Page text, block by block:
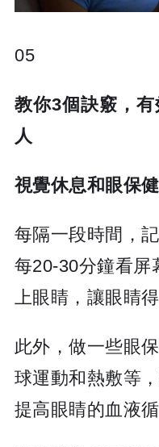
05
教你3個訣竅，
人
視覺休息和眼保
每隔一段時間，
每20-30分鐘看屏
上眼睛，讓眼睛得
此外，做一些眼
球運動和熱敷等
提高眼睛的血液循